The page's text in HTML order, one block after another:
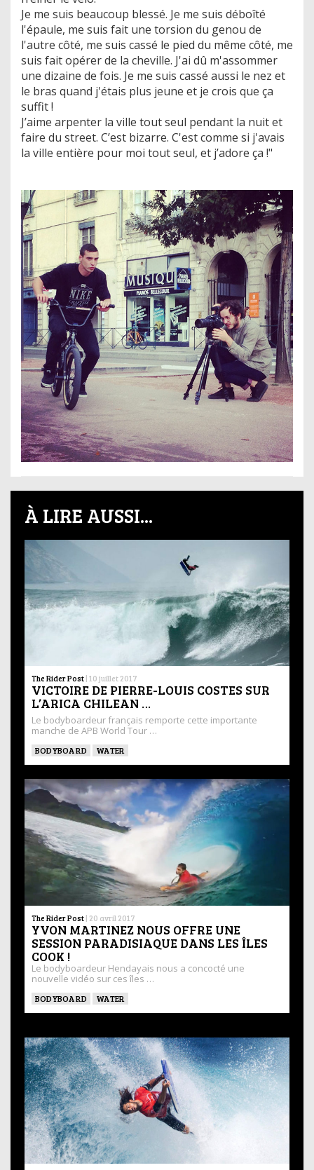
Je me suis beaucoup blessé. Je me suis déboîté
l'épaule, me suis fait une torsion du genou de
l'autre côté, me suis cassé le pied du même côté, me
suis fait opérer de la cheville. J'ai dû m'assommer
une dizaine de fois. Je me suis cassé aussi le nez et
le bras quand j'étais plus jeune et je crois que ça
suffit !
J’aime arpenter la ville tout seul pendant la nuit et
faire du street. C’est bizarre. C'est comme si j'avais
la ville entière pour moi tout seul, et j’adore ça !"
À LIRE AUSSI...
The Rider Post | 10 juillet 2017
VICTOIRE DE PIERRE-LOUIS COSTES SUR
L’ARICA CHILEAN …
Le bodyboardeur français remporte cette importante
manche de APB World Tour …
BODYBOARD WATER
The Rider Post | 20 avril 2017
YVON MARTINEZ NOUS OFFRE UNE
SESSION PARADISIAQUE DANS LES ÎLES
COOK !
Le bodyboardeur Hendayais nous a concocté une
nouvelle vidéo sur ces îles …
BODYBOARD WATER